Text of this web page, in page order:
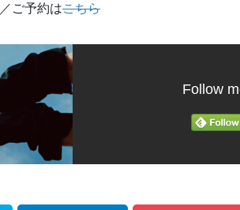
／ご予約はこちら
Follow